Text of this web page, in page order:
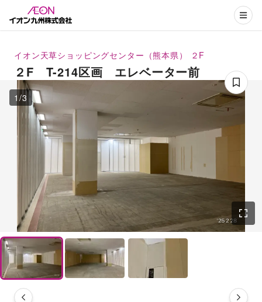
イオン天草ショッピングセンター（熊本県） ２F
２F T-214区画 エレベーター前
1 /3